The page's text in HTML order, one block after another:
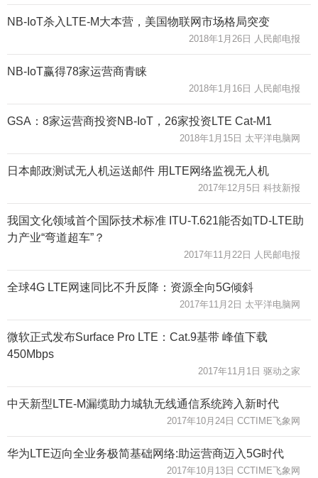
NB-IoT杀入LTE-M大本营，美国物联网市场格局突变
2018年1月26日 人民邮电报
NB-IoT赢得78家运营商青睐
2018年1月16日 人民邮电报
GSA：8家运营商投资NB-IoT，26家投资LTE Cat-M1
2018年1月15日 太平洋电脑网
日本邮政测试无人机运送邮件 用LTE网络监视无人机
2017年12月5日 科技新报
我国文化领域首个国际技术标准 ITU-T.621能否如TD-LTE助
力产业“弯道超车”？
2017年11月22日 人民邮电报
全球4G LTE网速同比不升反降：资源全向5G倾斜
2017年11月2日 太平洋电脑网
微软正式发布Surface Pro LTE：Cat.9基带 峰值下载
450Mbps
2017年11月1日 驱动之家
中天新型LTE-M漏缆助力城轨无线通信系统跨入新时代
2017年10月24日 CCTIME飞象网
华为LTE迈向全业务极简基础网络:助运营商迈入5G时代
2017年10月13日 CCTIME飞象网